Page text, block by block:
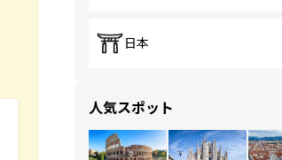
日本
人気スポット